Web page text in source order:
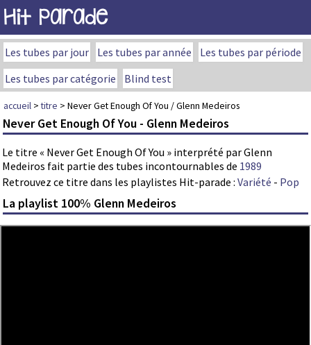
Hit Parade
Les tubes par jour Les tubes par année
Les tubes par période
Les tubes par catégorie
Blind test
accueil >titre > Never Get Enough Of You / Glenn Medeiros
Never Get Enough Of You - Glenn Medeiros
Le titre « Never Get Enough Of You » interprété par Glenn
Medeiros fait partie des tubes incontournables de 1989
Retrouvez ce titre dans les playlistes Hit-parade : Variété - Pop
La playlist 100% Glenn Medeiros